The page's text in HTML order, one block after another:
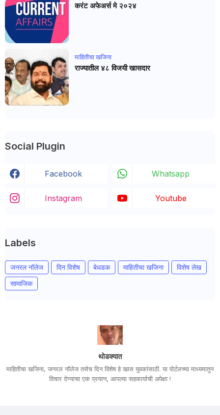
करंट अफेअर्स मे २०२४
माहितीचा खजिना
राज्यातील ४८ विजयी खासदार
Social Plugin
Facebook Whatsapp
Instagram Youtube
Labels
जनरल नॉलेज दिन विशेष बेधडक माहितीचा खजिना
विशेष लेख
सामाजिक
थोडक्यात
माहितीचा खजिना, जनरल नॉलेज तसेच दिन विशेष हे खास युवकांसाठी. या पोर्टलच्या माध्यमातुन
विचार देण्याचा एक प्रयत्न, आपल्या सहकार्याची अपेक्षा !